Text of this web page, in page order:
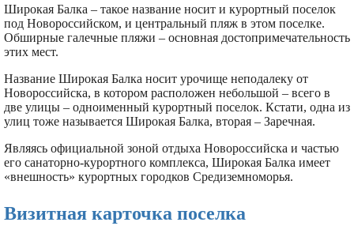
Широкая Балка – такое название носит и курортный поселок
под Новороссийском, и центральный пляж в этом поселке.
Обширные галечные пляжи – основная достопримечательность
этих мест.
Название Широкая Балка носит урочище неподалеку от
Новороссийска, в котором расположен небольшой – всего в
две улицы – одноименный курортный поселок. Кстати, одна из
улиц тоже называется Широкая Балка, вторая – Заречная.
Являясь официальной зоной отдыха Новороссийска и частью
его санаторно-курортного комплекса, Широкая Балка имеет
«внешность» курортных городков Средиземноморья.
Визитная карточка поселка